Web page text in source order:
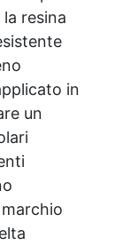
resina
in
un